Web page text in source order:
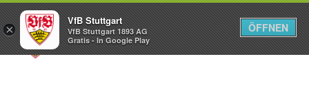
Menü
×
VfB Stuttgart
VfB Stuttgart 1893 AG
Gratis - In Google Play
ÖFFNEN